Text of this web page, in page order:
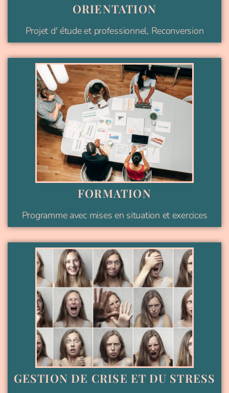
ORIENTATION
Projet d' étude et professionnel, Reconversion
FORMATION
Programme avec mises en situation et exercices
GESTION DE CRISE ET DU STRESS